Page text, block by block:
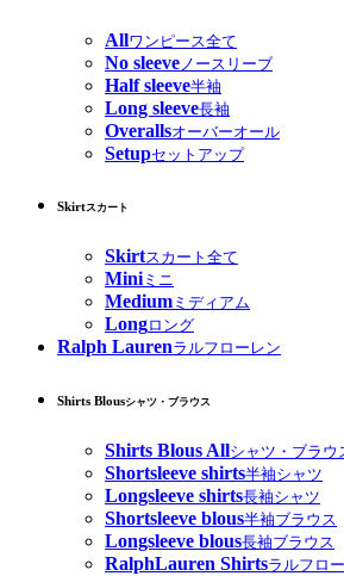
Allワンピース全て
No sleeve ノースリーブ
Half sleeve半袖
Long sleeve長袖
Overallsオーバーオール
Setupセットアップ
Skirtスカート
Skirtスカート全て
Miniミニ
Medium ミディアム
Longロング
Ralph Laurenラルフローレン
Shirts Blousシャツ・ブラウス
Shirts Blous Allシャツ・ブラウ
Shortsleeve shirts半袖シャツ
Longsleeve shirts長袖シャツ
Shortsleeve blous半袖ブラウス
Longsleeve blous長袖ブラウス
RalphLauren Shirtsラルフロ